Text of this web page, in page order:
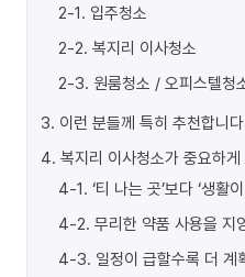
2-1. 입주청소
2-2. 복지리 이사청소
2-3. 원룸청소 / 오피스텔청
3. 이런 분들께 특히 추천합니다
4. 복지리 이사청소가 중요하
4-1. ‘티 나는 곳’보다 ‘생활
4-2. 무리한 약품 사용을 지
4-3. 일정이 급할수록 더 계